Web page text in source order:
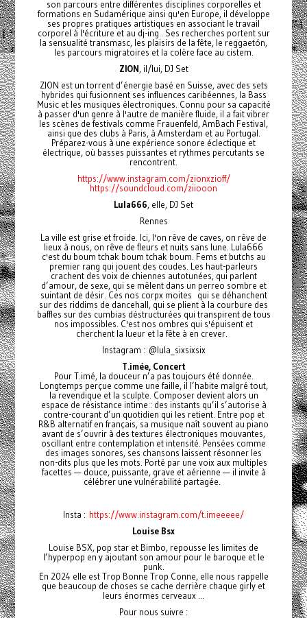
son parcours entre différentes disciplines corporelles et
formations en Sudamérique ainsi qu'en Europe, il développe
ses propres pratiques artistiques en associant le travail
corporel à l'écriture et au dj-ing . Ses recherches portent sur
la sensualité transmasc, les plaisirs de la fête, le reggaetón,
les parcours migratoires et la colère face au cistem.
ZION, il/lui, DJ Set
ZION est un torrent d’énergie basé en Suisse, avec des sets
hybrides qui fusionnent ses influences caribéennes, la Bass
Music et les musiques électroniques. Connu pour sa capacité
à passer d'un genre à l'autre de manière fluide, il a fait vibrer
les scènes de festivals comme Frauenfeld, AmBach Festival,
ainsi que des clubs à Paris, à Amsterdam et au Portugal.
Préparez-vous à une expérience sonore éclectique et
électrique, où basses puissantes et rythmes percutants se
rencontrent.
https://www.instagram.com/zionxzioff/
https://soundcloud.com/ziiooon
Lula666, elle, DJ Set
Rennes
La ville est grise et froide. Ici, l'on rêve de caves, on rêve de
lieux à nous, on rêve de fleurs et nuits sans lune. Lula666
c'est du boum tchak boum tchak boum. Fems et butchs au
premier rang qui jouent des coudes. Les haut-parleurs
crachent des voix de chiennes autotunées, qui parlent
d’amour, de sexe, qui se mêlent dans un perreo sombre et
suintant de désir. Ces nos corpx moites qui se déhanchent
sur des riddims de dancehall, qui se plient à la courbure des
baffles sur des cumbias déstructurées qui transpirent de tous
nos impossibles. C'est nos ombres qui s'épuisent et
cherchent la lueur et la fête à en crever.
Instagram : @lula_sixsixsix
T.imée, Concert
Pour T.imé, la douceur n’a pas toujours été donnée.
Longtemps perçue comme une faille, il l’habite malgré tout,
la revendique et la sculpte. Composer devient alors un
espace de résistance intime : des instants qu’il s’autorise à
contre-courant d’un quotidien qui les retient. Entre pop et
R&B alternatif en français, sa musique naît souvent au piano
avant de s’ouvrir à des textures électroniques mouvantes,
oscillant entre contemplation et intensité. Pensées comme
des images sonores, ses chansons laissent résonner les
non-dits plus que les mots. Porté par une voix aux multiples
facettes — douce, puissante, grave et aérienne — il invite à
célébrer une vulnérabilité partagée.
Insta : https://www.instagram.com/t.imeeeee/
Louise Bsx
Louise BSX, pop star et Bimbo, repousse les limites de
l’hyperpop en y ajoutant son amour pour le baroque et le
punk.
En 2024 elle est Trop Bonne Trop Conne, elle nous rappelle
que beaucoup de choses se cache derrière chaque girly et
leurs énormes cerveaux ...
Pour nous suivre :